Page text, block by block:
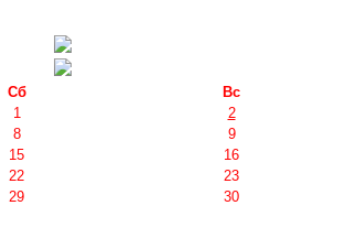
Сб
Вс
1
2
8
9
15
16
22
23
29
30